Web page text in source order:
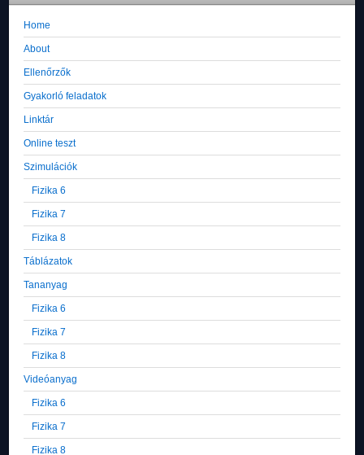
Home
About
Ellenőrzők
Gyakorló feladatok
Linktár
Online teszt
Szimulációk
Fizika 6
Fizika 7
Fizika 8
Táblázatok
Tananyag
Fizika 6
Fizika 7
Fizika 8
Videóanyag
Fizika 6
Fizika 7
Fizika 8